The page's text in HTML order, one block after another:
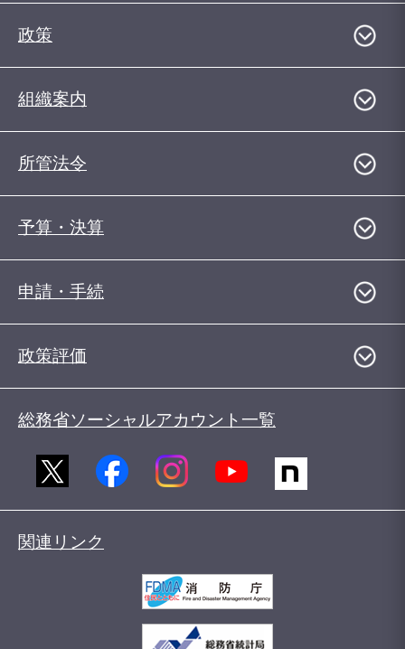
政策
組織案内
所管法令
予算・決算
申請・手続
政策評価
総務省ソーシャルアカウント一覧
関連リンク